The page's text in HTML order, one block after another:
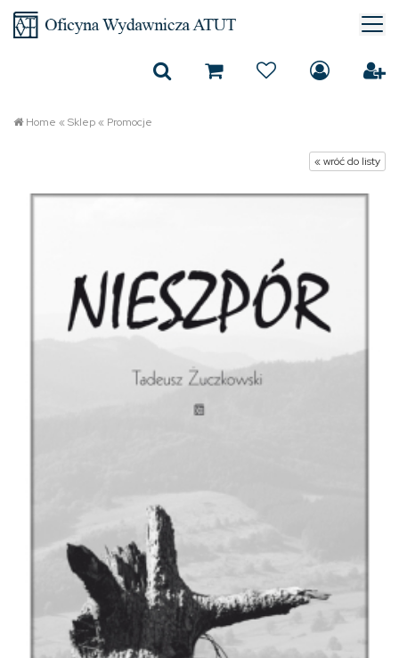
Home «Sklep« Promocje
« wróć do listy